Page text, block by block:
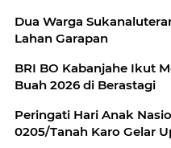
Dua Warga
Lahan Garapan
BRI BO Kabanjahe Ikut
Buah 2026 di Berastagi
Peringati Hari Anak
0205/Tanah Karo Gelar